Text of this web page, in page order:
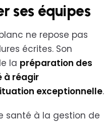
ses équipes
ne repose pas
écrites. Son
la préparation des
à réagir
exceptionnelle.
santé à la gestion de